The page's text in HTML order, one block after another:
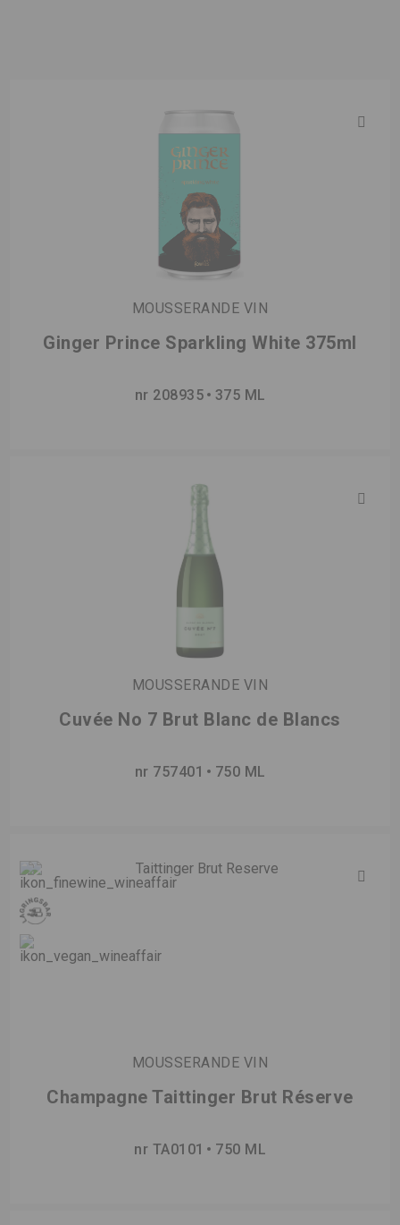
MOUSSERANDE VIN
Ginger Prince Sparkling White 375ml
nr 208935 375 ML
MOUSSERANDE VIN
Cuvée No 7 Brut Blanc de Blancs
nr 757401 750 ML
MOUSSERANDE VIN
Champagne Taittinger Brut Réserve
nr TA0101 750 ML